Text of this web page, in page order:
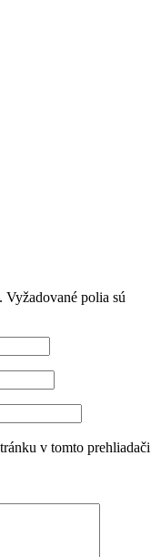
Vyžadované polia sú
v tomto prehliadači